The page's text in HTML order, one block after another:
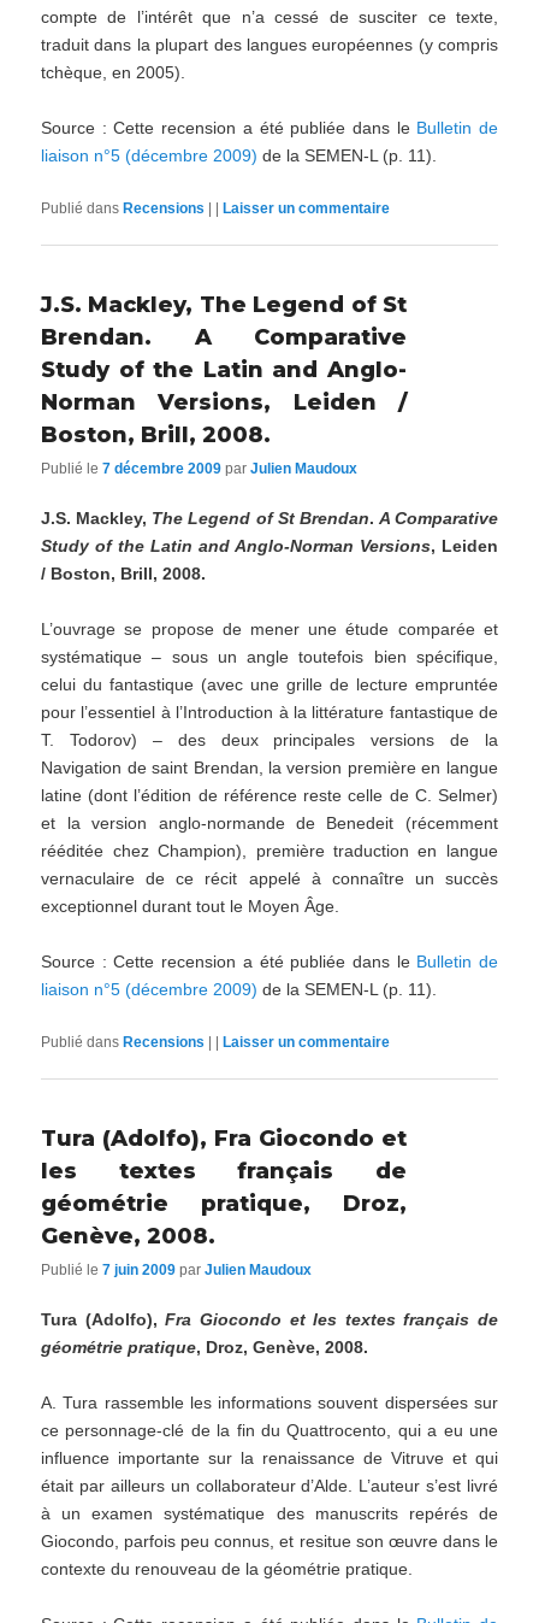
compte de l’intérêt que n’a cessé de susciter ce texte,
traduit dans la plupart des langues européennes (y compris
tchèque, en 2005).
Source : Cette recension a été publiée dans le Bulletin de
liaison n°5 (décembre 2009) de la SEMEN-L (p. 11).
Publié dans Recensions | |Laisser un commentaire
J.S. Mackley, The Legend of St
Brendan. A Comparative
Study of the Latin and Anglo-
Norman Versions, Leiden /
Boston, Brill, 2008.
Publié le7 décembre 2009 parJulien Maudoux
J.S. Mackley, The Legend of St Brendan. A Comparative
Study of the Latin and Anglo-Norman Versions, Leiden
/ Boston, Brill, 2008.
L’ouvrage se propose de mener une étude comparée et
systématique – sous un angle toutefois bien spécifique,
celui du fantastique (avec une grille de lecture empruntée
pour l’essentiel à l’Introduction à la littérature fantastique de
T. Todorov) – des deux principales versions de la
Navigation de saint Brendan, la version première en langue
latine (dont l’édition de référence reste celle de C. Selmer)
et la version anglo-normande de Benedeit (récemment
rééditée chez Champion), première traduction en langue
vernaculaire de ce récit appelé à connaître un succès
exceptionnel durant tout le Moyen Âge.
Source : Cette recension a été publiée dans le Bulletin de
liaison n°5 (décembre 2009) de la SEMEN-L (p. 11).
Publié dans Recensions | |Laisser un commentaire
Tura (Adolfo), Fra Giocondo et
les textes français de
géométrie pratique, Droz,
Genève, 2008.
Publié le7 juin 2009 parJulien Maudoux
Tura (Adolfo),Fra Giocondo et les textes français de
géométrie pratique, Droz, Genève, 2008.
A. Tura rassemble les informations souvent dispersées sur
ce personnage-clé de la fin du Quattrocento, qui a eu une
influence importante sur la renaissance de Vitruve et qui
était par ailleurs un collaborateur d’Alde. L’auteur s’est livré
à un examen systématique des manuscrits repérés de
Giocondo, parfois peu connus, et resitue son œuvre dans le
contexte du renouveau de la géométrie pratique.